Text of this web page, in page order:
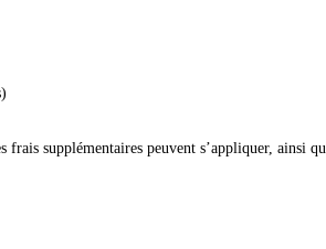
supplémentaires peuvent s’appliquer, ainsi